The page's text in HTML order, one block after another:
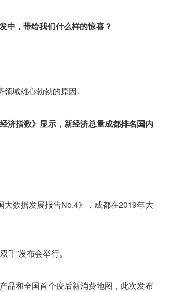
中，带给我们什么样的惊喜？
域雄心勃勃的原因。
济指数》显示，新经济总量成都排名国内
数据发展报告No.4》，成都在2019年大
”发布会举行。
品和全国首个疫后新消费地图，此次发布